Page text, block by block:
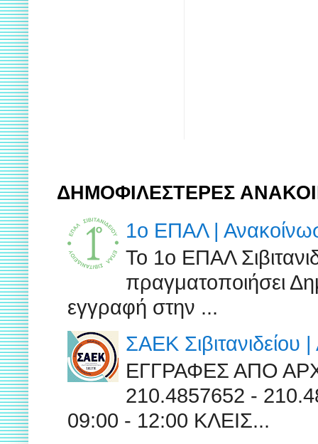
ΔΗΜΟΦΙΛΕΣΤΕΡΕΣ
1ο ΕΠΑΛ |
Το 1ο ΕΠΑΛ
πραγματοποιήσει
εγγραφή στην ...
ΣΑΕΚ Σιβιτανιδείου
ΕΓΓΡΑΦΕΣ ΑΠΟ
210.4857652 -
09:00 - 12:00 ΚΛΕΙΣ...